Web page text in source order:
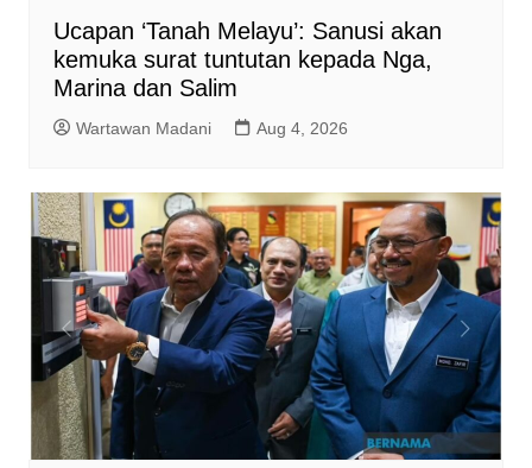
Ucapan ‘Tanah Melayu’: Sanusi akan
kemuka surat tuntutan kepada Nga,
Marina dan Salim
Wartawan Madani Aug 4, 2026